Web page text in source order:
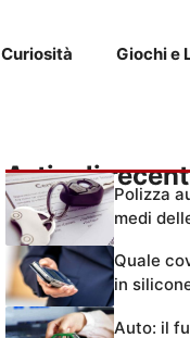
Curiosità Giochi e
Articoli
Polizza
medi
Quale
in
Auto: il